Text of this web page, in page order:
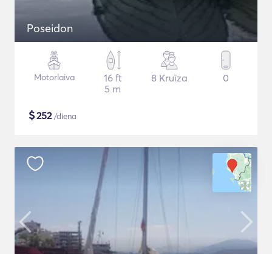
Poseidon
Motorlaiva
16 ft
5 m
8 Kruīza 0
$252/diena